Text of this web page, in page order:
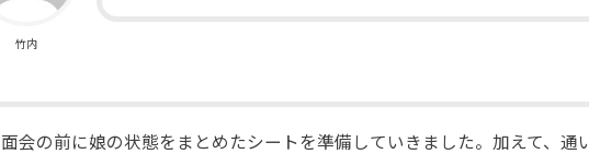
竹内
面会の前に娘の状態をまとめたシートを準備していきました。加えて、通